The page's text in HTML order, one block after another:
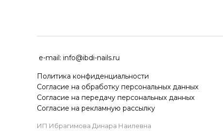
e-mail: info@ibdi-nails.ru
Политика конфиденциальности
Согласие на обработку персональных данных
Согласие на передачу персональных данных
Согласие на рекламную рассылку
ИП Ибрагимова Динара Наилевна